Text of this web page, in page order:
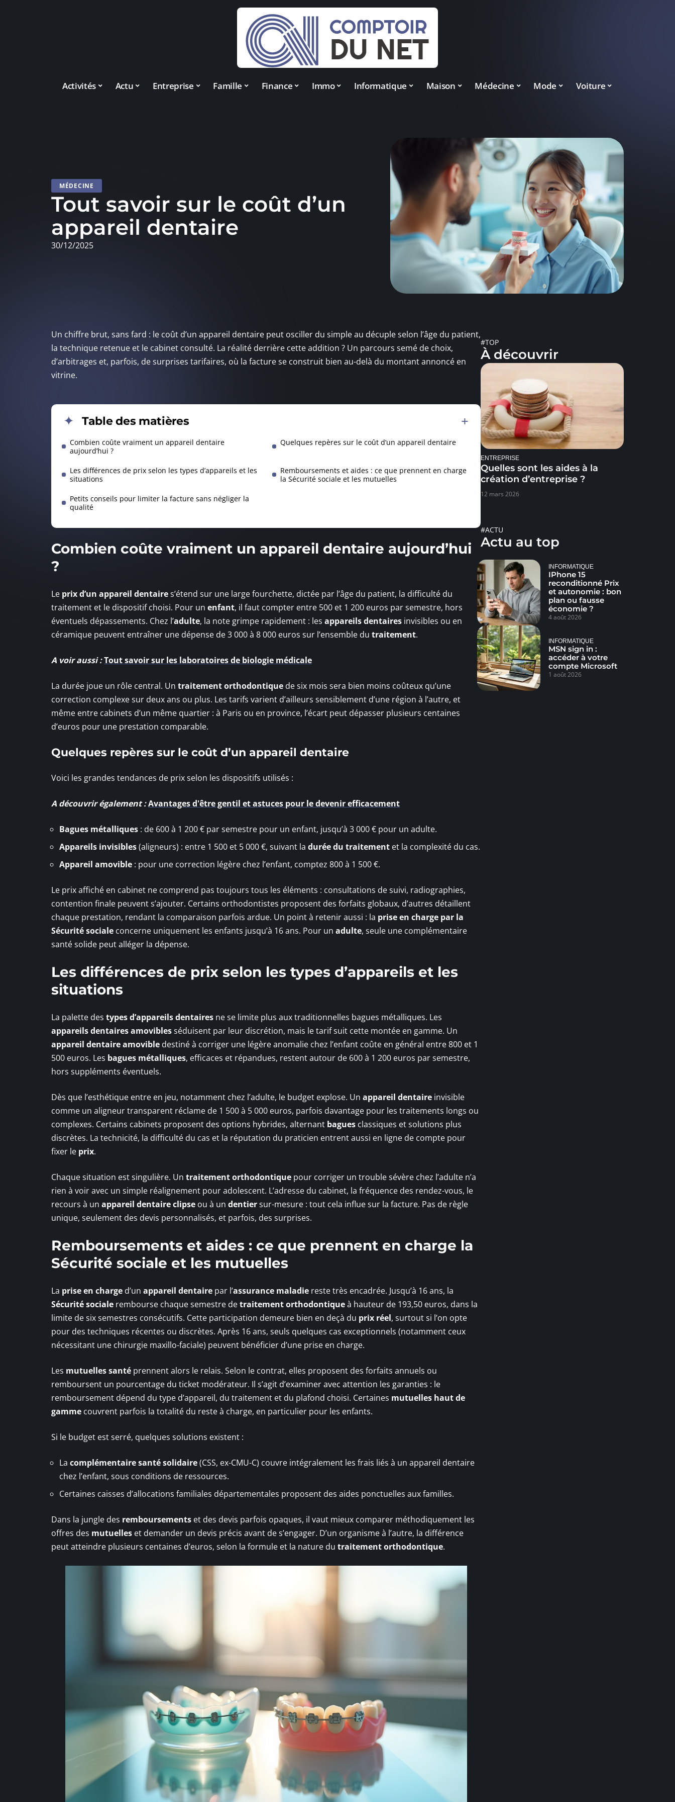
Activités Actu Entreprise Famille Finance Immo Informatique Maison Médecine Mode Voiture
MÉDECINE
Tout savoir sur le coût d’un
appareil dentaire
30/12/2025
Un chiffre brut, sans fard : le coût d’un appareil dentaire peut osciller du simple au décuple selon l’âge du patient,
la technique retenue et le cabinet consulté. La réalité derrière cette addition ? Un parcours semé de choix,
d’arbitrages et, parfois, de surprises tarifaires, où la facture se construit bien au-delà du montant annoncé en
vitrine.
Table des matières
Combien coûte vraiment un appareil dentaire
aujourd’hui ?
Quelques repères sur le coût d’un appareil dentaire
Les différences de prix selon les types d’appareils et les
situations
Remboursements et aides : ce que prennent en charge
la Sécurité sociale et les mutuelles
Petits conseils pour limiter la facture sans négliger la
qualité
Combien coûte vraiment un appareil dentaire aujourd’hui
?
Le prix d’un appareil dentaires’étend sur une large fourchette, dictée par l’âge du patient, la difficulté du
traitement et le dispositif choisi. Pour un enfant, il faut compter entre 500 et 1 200 euros par semestre, hors
éventuels dépassements. Chez l’adulte, la note grimpe rapidement : les appareils dentaires invisibles ou en
céramique peuvent entraîner une dépense de 3 000 à 8 000 euros sur l’ensemble du traitement.
A voir aussi :Tout savoir sur les laboratoires de biologie médicale
La durée joue un rôle central. Un traitement orthodontique de six mois sera bien moins coûteux qu’une
correction complexe sur deux ans ou plus. Les tarifs varient d’ailleurs sensiblement d’une région à l’autre, et
même entre cabinets d’un même quartier : à Paris ou en province, l’écart peut dépasser plusieurs centaines
d’euros pour une prestation comparable.
Quelques repères sur le coût d’un appareil dentaire
Voici les grandes tendances de prix selon les dispositifs utilisés :
A découvrir également :Avantages d'être gentil et astuces pour le devenir efficacement
Bagues métalliques : de 600 à 1 200 € par semestre pour un enfant, jusqu’à 3 000 € pour un adulte.
Appareils invisibles(aligneurs) : entre 1 500 et 5 000 €, suivant la durée du traitement et la complexité du cas.
Appareil amovible : pour une correction légère chez l’enfant, comptez 800 à 1 500 €.
Le prix affiché en cabinet ne comprend pas toujours tous les éléments : consultations de suivi, radiographies,
contention finale peuvent s’ajouter. Certains orthodontistes proposent des forfaits globaux, d’autres détaillent
chaque prestation, rendant la comparaison parfois ardue. Un point à retenir aussi : la prise en charge par la
Sécurité sociale concerne uniquement les enfants jusqu’à 16 ans. Pour un adulte, seule une complémentaire
santé solide peut alléger la dépense.
Les différences de prix selon les types d’appareils et les
situations
La palette des types d’appareils dentaires ne se limite plus aux traditionnelles bagues métalliques. Les
appareils dentaires amoviblesséduisent par leur discrétion, mais le tarif suit cette montée en gamme. Un
appareil dentaire amovible destiné à corriger une légère anomalie chez l’enfant coûte en général entre 800 et 1
500 euros. Les bagues métalliques, efficaces et répandues, restent autour de 600 à 1 200 euros par semestre,
hors suppléments éventuels.
Dès que l’esthétique entre en jeu, notamment chez l’adulte, le budget explose. Un appareil dentaire invisible
comme un aligneur transparent réclame de 1 500 à 5 000 euros, parfois davantage pour les traitements longs ou
complexes. Certains cabinets proposent des options hybrides, alternant bagues classiques et solutions plus
discrètes. La technicité, la difficulté du cas et la réputation du praticien entrent aussi en ligne de compte pour
fixer le prix.
Chaque situation est singulière. Un traitement orthodontique pour corriger un trouble sévère chez l’adulte n’a
rien à voir avec un simple réalignement pour adolescent. L’adresse du cabinet, la fréquence des rendez-vous, le
recours à un appareil dentaire clipse ou à un dentiersur-mesure : tout cela influe sur la facture. Pas de règle
unique, seulement des devis personnalisés, et parfois, des surprises.
Remboursements et aides : ce que prennent en charge la
Sécurité sociale et les mutuelles
La prise en charge d’un appareil dentaire par l’assurance maladie reste très encadrée. Jusqu’à 16 ans, la
Sécurité sociale rembourse chaque semestre detraitement orthodontiqueà hauteur de 193,50 euros, dans la
limite de six semestres consécutifs. Cette participation demeure bien en deçà du prix réel, surtout si l’on opte
pour des techniques récentes ou discrètes. Après 16 ans, seuls quelques cas exceptionnels (notamment ceux
nécessitant une chirurgie maxillo-faciale) peuvent bénéficier d’une prise en charge.
Les mutuelles santé prennent alors le relais. Selon le contrat, elles proposent des forfaits annuels ou
remboursent un pourcentage du ticket modérateur. Il s’agit d’examiner avec attention les garanties : le
remboursement dépend du type d’appareil, du traitement et du plafond choisi. Certaines mutuelles haut de
gamme couvrent parfois la totalité du reste à charge, en particulier pour les enfants.
Si le budget est serré, quelques solutions existent :
La complémentaire santé solidaire(CSS, ex-CMU-C) couvre intégralement les frais liés à un appareil dentaire
chez l’enfant, sous conditions de ressources.
Certaines caisses d’allocations familiales départementales proposent des aides ponctuelles aux familles.
Dans la jungle des remboursements et des devis parfois opaques, il vaut mieux comparer méthodiquement les
offres des mutuelles et demander un devis précis avant de s’engager. D’un organisme à l’autre, la différence
peut atteindre plusieurs centaines d’euros, selon la formule et la nature du traitement orthodontique.
#TOP
À découvrir
ENTREPRISE
Quelles sont les aides à la
création d’entreprise ?
12 mars 2026
#ACTU
Actu au top
INFORMATIQUE
IPhone 15
reconditionné Prix
et autonomie : bon
plan ou fausse
économie ?
4 août 2026
INFORMATIQUE
MSN sign in :
accéder à votre
compte Microsoft
1 août 2026